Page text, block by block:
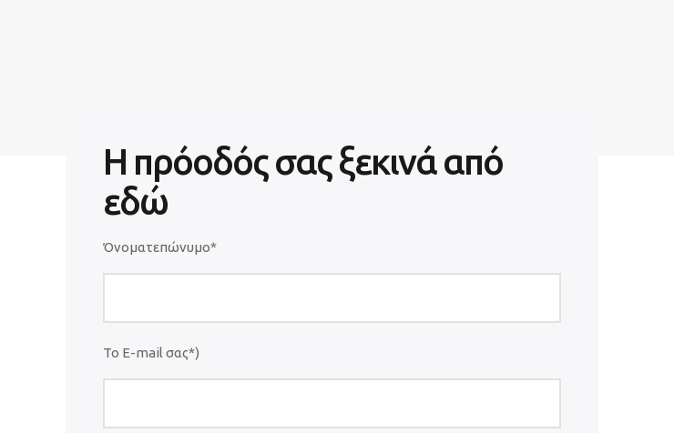
Η πρόοδός σας ξεκινά από
εδώ
Όνοματεπώνυμο*
Το E-mail σας*)